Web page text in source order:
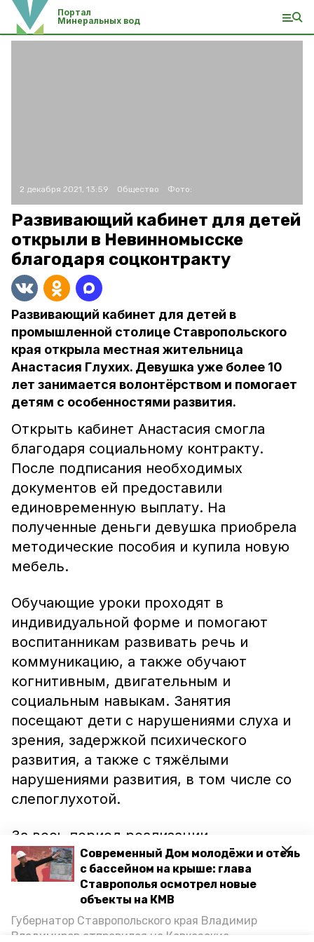
Современный Дом молодёжи и отель
с бассейном на крыше: глава
Ставрополья осмотрел новые
объекты на КМВ
Губернатор Ставропольского края Владимир
Владимиров отправился на Кавказские
Портал
Минеральных вод
2 декабря 2021, 13:59 Общество Фото:
Развивающий кабинет для детей
открыли в Невинномысске
благодаря соцконтракту
Развивающий кабинет для детей в
промышленной столице Ставропольского
края открыла местная жительница
Анастасия Глухих. Девушка уже более 10
лет занимается волонтёрством и помогает
детям с особенностями развития.
Открыть кабинет Анастасия смогла
благодаря социальному контракту.
После подписания необходимых
документов ей предоставили
единовременную выплату. На
полученные деньги девушка приобрела
методические пособия и купила новую
мебель.
Обучающие уроки проходят в
индивидуальной форме и помогают
воспитанникам развивать речь и
коммуникацию, а также обучают
когнитивным, двигательным и
социальным навыкам. Занятия
посещают дети с нарушениями слуха и
зрения, задержкой психического
развития, а также с тяжёлыми
нарушениями развития, в том числе со
слепоглухотой.
За весь период реализации
соцконтракта Анастасия Глухих приняла
уже 40 детей от 3 до 7 лет.
Как сообщили в краевом минтруда, с
начала года на Ставрополье заключили